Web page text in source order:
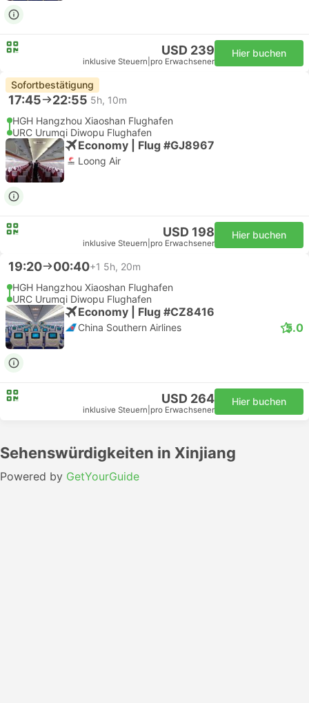
USD 239
inklusive Steuern pro Erwachsener
Hier buchen
Sofortbestätigung
17:45 22:55 5h, 10m
HGH Hangzhou Xiaoshan Flughafen
URC Urumqi Diwopu Flughafen
Economy | Flug #GJ8967
Loong Air
USD 198
inklusive Steuern pro Erwachsener
Hier buchen
19:20 00:40+1 5h, 20m
HGH Hangzhou Xiaoshan Flughafen
URC Urumqi Diwopu Flughafen
Economy | Flug #CZ8416
China Southern Airlines 5.0
USD 264
inklusive Steuern pro Erwachsener
Hier buchen
Sehenswürdigkeiten in Xinjiang
Powered by GetYourGuide